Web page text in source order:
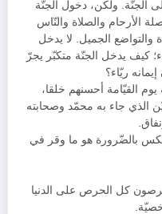
الجنّة. ولكن، دخول الجنّة
الأرحام والصلاة والنّاس
والتواضع الجميل. لا يدخل
كيف يدخل الجنّة متكبّر يجرّ
ريّاء؟
القيّامة أحسنهم خلقا،
الذي جاء به محمّد وصحابته
بالضّرورة هو ما وقر في
كل الحرص على الدنيا